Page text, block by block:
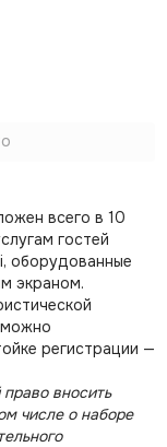
всего в 10
гостей
оборудованные
экраном.
можно
регистрации —
вносить
числе о наборе